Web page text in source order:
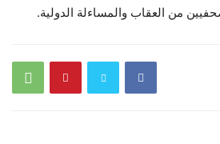
من العقاب والمساءلة الدولية.